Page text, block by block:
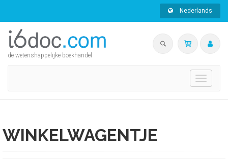
Nederlands
de wetenshappelijke boekhandel
Toggle
WINKELWAGENTJE